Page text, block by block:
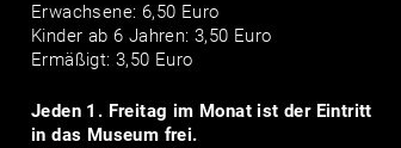
Erwachsene: 6,50 Euro
Kinder ab 6 Jahren: 3,50 Euro
Ermäßigt: 3,50 Euro
Jeden 1. Freitag im Monat ist der Eintritt
in das Museum frei.